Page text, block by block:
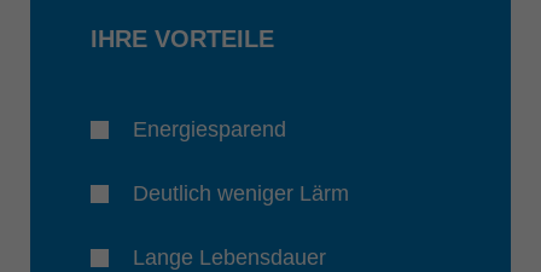
IHRE VORTEILE
Energiesparend
Deutlich weniger Lärm
Lange Lebensdauer